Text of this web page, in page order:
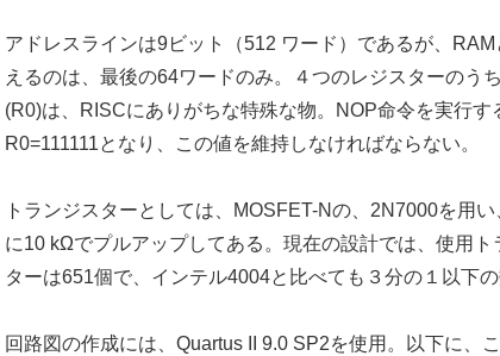
アドレスラインは9ビット（512 ワード）であるが、RAM
えるのは、最後の64ワードのみ。４つのレジスターのう
(R0)は、RISCにありがちな特殊な物。NOP命令を実行す
R0=111111となり、この値を維持しなければならない。
トランジスターとしては、MOSFET-Nの、2N7000を用い
に10 kΩでプルアップしてある。現在の設計では、使用ト
ターは651個で、インテル4004と比べても３分の１以下の
回路図の作成には、Quartus II 9.0 SP2を使用。以下に、